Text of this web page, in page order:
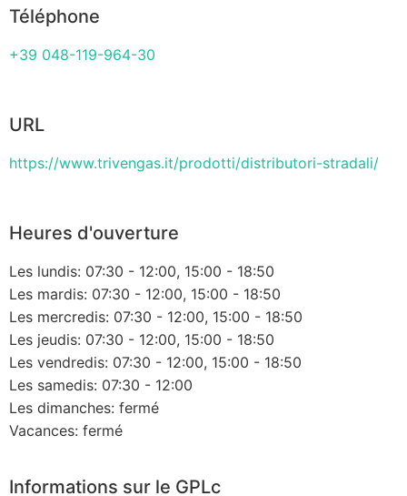
Téléphone
+39 048-119-964-30
URL
https://www.trivengas.it/prodotti/distributori-stradali/
Heures d'ouverture
Les lundis: 07:30 - 12:00, 15:00 - 18:50
Les mardis: 07:30 - 12:00, 15:00 - 18:50
Les mercredis: 07:30 - 12:00, 15:00 - 18:50
Les jeudis: 07:30 - 12:00, 15:00 - 18:50
Les vendredis: 07:30 - 12:00, 15:00 - 18:50
Les samedis: 07:30 - 12:00
Les dimanches: fermé
Vacances: fermé
Informations sur le GPLc